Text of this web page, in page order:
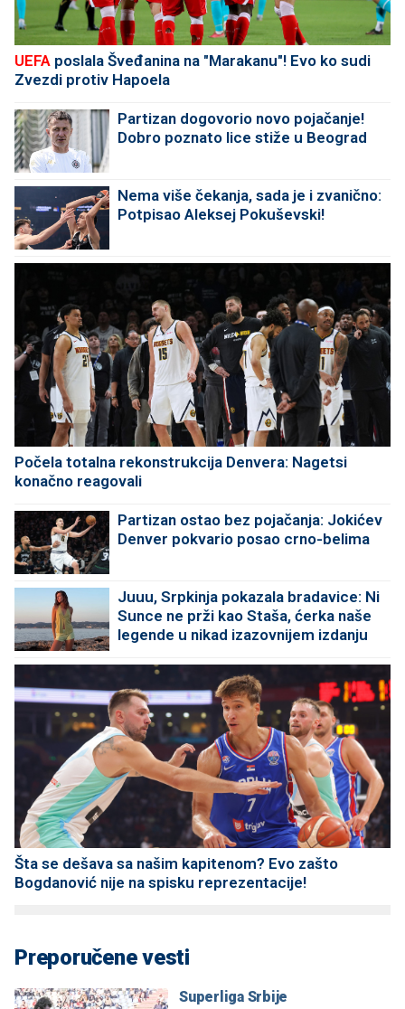
UEFA poslala Šveđanina na "Marakanu"! Evo ko sudi
Zvezdi protiv Hapoela
Partizan dogovorio novo pojačanje!
Dobro poznato lice stiže u Beograd
Nema više čekanja, sada je i zvanično:
Potpisao Aleksej Pokuševski!
Počela totalna rekonstrukcija Denvera: Nagetsi
konačno reagovali
Partizan ostao bez pojačanja: Jokićev
Denver pokvario posao crno-belima
Juuu, Srpkinja pokazala bradavice: Ni
Sunce ne prži kao Staša, ćerka naše
legende u nikad izazovnijem izdanju
Šta se dešava sa našim kapitenom? Evo zašto
Bogdanović nije na spisku reprezentacije!
Preporučene vesti
Superliga Srbije